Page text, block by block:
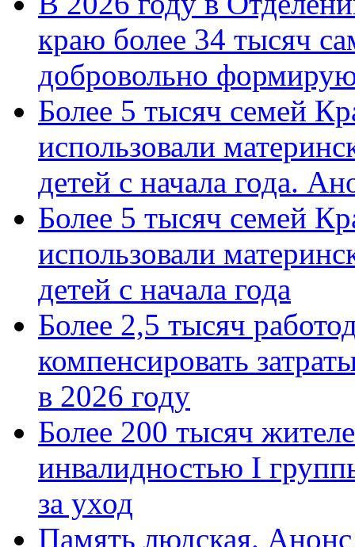
краю более 34 тысяч
добровольно
Более 5 тысяч семей
использовали
детей с начала года.
Более 5 тысяч семей
использовали
детей с начала года
Более 2,5 тысяч
компенсировать
в 2026 году
Более 200 тысяч
инвалидностью I
за уход
Память людская.